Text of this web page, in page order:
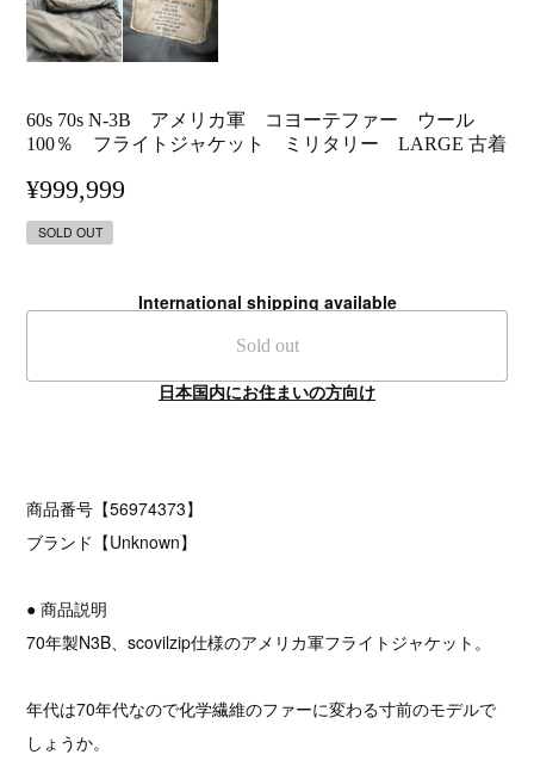
60s 70s N-3B アメリカ軍 コヨーテファー ウール
100％ フライトジャケット ミリタリー LARGE 古着
¥999,999
SOLD OUT
International shipping available
Sold out
日本国内にお住まいの方向け
商品番号【56974373】
ブランド【Unknown】
● 商品説明
70年製N3B、scovilzip仕様のアメリカ軍フライトジャケット。
年代は70年代なので化学繊維のファーに変わる寸前のモデルで
しょうか。